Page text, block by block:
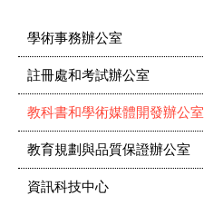
學術事務辦公室
註冊處和考試辦公室
教科書和學術媒體開發辦公室
教育規劃與品質保證辦公室
資訊科技中心